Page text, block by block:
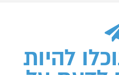
להיות